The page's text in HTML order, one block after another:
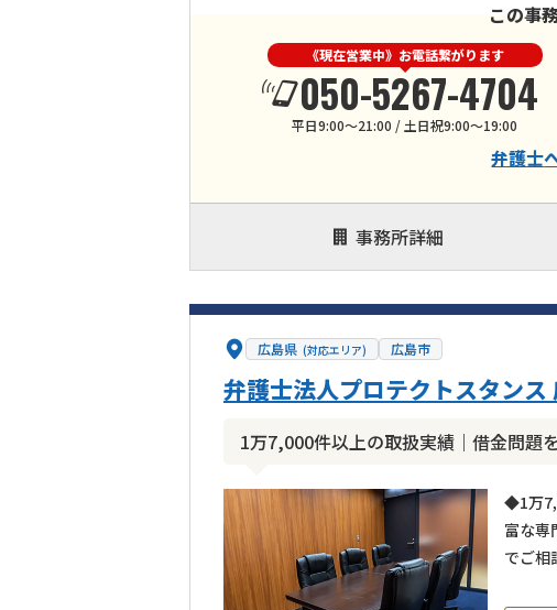
この事
《現在営業中》お電話繋がります
050-5267-4704
平日9:00～21:00 / 土日祝9:00～19:00
弁護士
事務所詳細
広島県 (対応エリア) 広島市
1万7,000件以上の取扱実績｜借金問題
弁護士法人プロテクトスタンス
◆1万
富な専
でご
の分